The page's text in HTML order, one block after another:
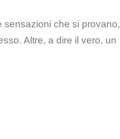
sensazioni che si provano,
Altre, a dire il vero, un